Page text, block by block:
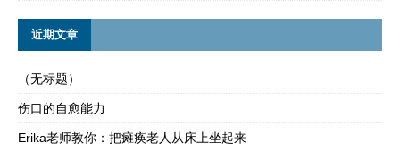
近期文章
（无标题）
伤口的自愈能力
Erika老师教你：把瘫痪老人从床上坐起来